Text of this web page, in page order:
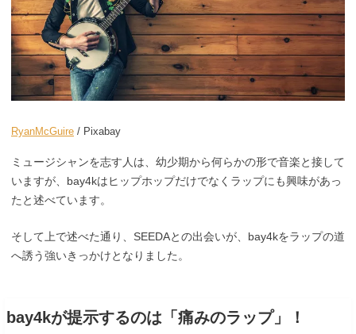
RyanMcGuire / Pixabay
ミュージシャンを志す人は、幼少期から何らかの形で音楽と接して
いますが、bay4kはヒップホップだけでなくラップにも興味があっ
たと述べています。
そして上で述べた通り、SEEDAとの出会いが、bay4kをラップの道
へ誘う強いきっかけとなりました。
bay4kが提示するのは「痛みのラップ」！